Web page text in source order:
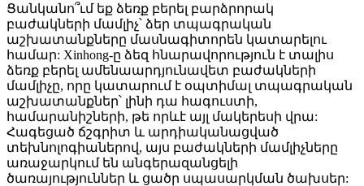
Ցանկանո՞ւմ եք ձեռք բերել բարձրորակ
բաժակների մամլիչ՝ ձեր տպագրական
աշխատանքները մասնագիտորեն կատարելու
համար: Xinhong-ը ձեզ հնարավորություն է տալիս
ձեռք բերել ամենաարդյունավետ բաժակների
մամլիչը, որը կատարում է օպտիմալ տպագրական
աշխատանքներ՝ լինի դա հագուստի,
համարանիշների, թե որևէ այլ մակերեսի վրա:
Հագեցած ճշգրիտ և արդիականացված
տեխնոլոգիաներով, այս բաժակների մամլիչները
առաջարկում են անգերազանցելի
ծառայություններ և ցածր սպասարկման ծախսեր: